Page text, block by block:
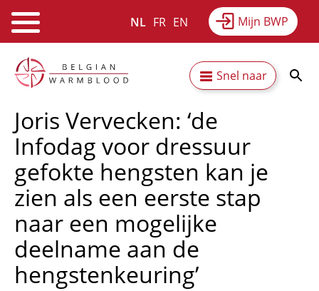
Overslaan
inhoud
gaan
Mijn BWP
NL FR EN
Secundaire
navigatie
Webshop Nieuws
Snel naar
Joris Vervecken: ‘de
Infodag voor dressuur
gefokte hengsten kan je
zien als een eerste stap
naar een mogelijke
deelname aan de
hengstenkeuring’